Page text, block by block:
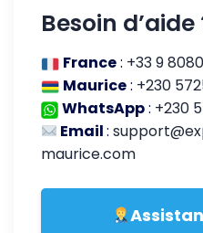
Besoin d’aide
France: +33 9 8080
Maurice: +230
WhatsApp: +230
Email:
maurice.com